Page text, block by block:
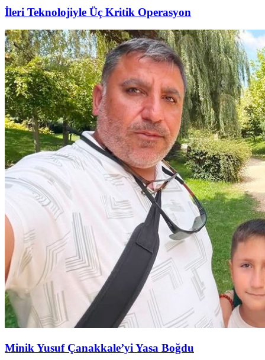
İleri Teknolojiyle Üç Kritik Operasyon
Minik Yusuf Çanakkale’yi Yasa Boğdu